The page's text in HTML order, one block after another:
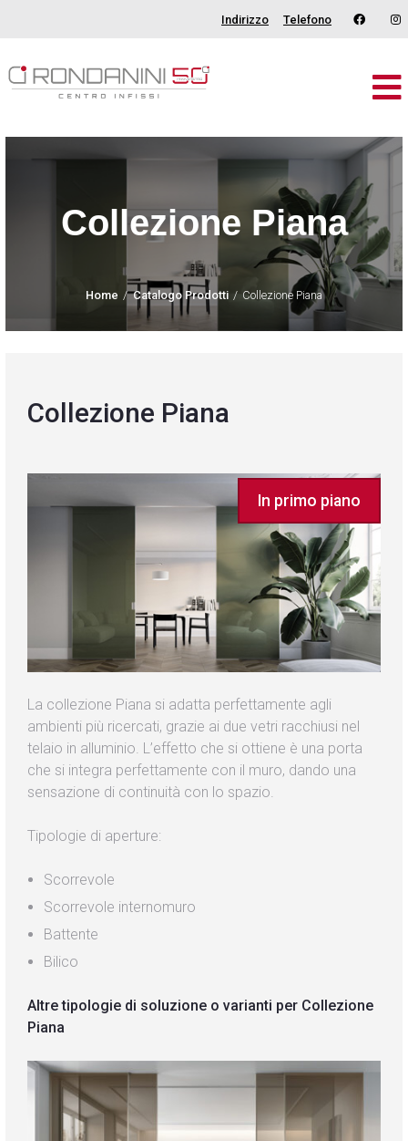
Indirizzo Telefono
Brand
Contatti
Collezione Piana
Home Catalogo Prodotti Collezione Piana
Collezione Piana
In primo piano
La collezione Piana si adatta perfettamente agli
ambienti più ricercati, grazie ai due vetri racchiusi nel
telaio in alluminio. L’effetto che si ottiene è una porta
che si integra perfettamente con il muro, dando una
sensazione di continuità con lo spazio.
Tipologie di aperture:
Scorrevole
Scorrevole internomuro
Battente
Bilico
Altre tipologie di soluzione o varianti per Collezione
Piana